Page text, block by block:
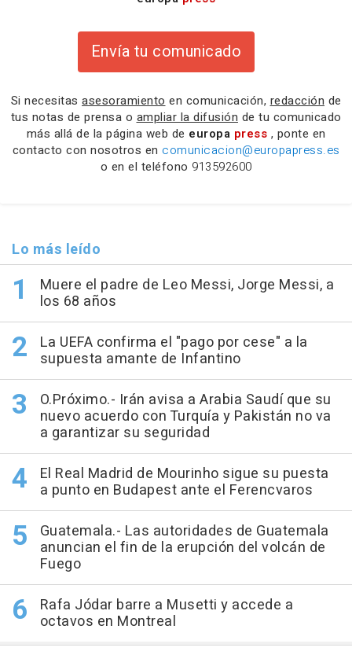
Envía tu comunicado
Si necesitas asesoramiento en comunicación, redacción de
tus notas de prensa o ampliar la difusión de tu comunicado
más allá de la página web de europa press , ponte en
contacto con nosotros en comunicacion@europapress.es
o en el teléfono 913592600
Lo más leído
Muere el padre de Leo Messi, Jorge Messi, a
los 68 años
La UEFA confirma el "pago por cese" a la
supuesta amante de Infantino
O.Próximo.- Irán avisa a Arabia Saudí que su
nuevo acuerdo con Turquía y Pakistán no va
a garantizar su seguridad
El Real Madrid de Mourinho sigue su puesta
a punto en Budapest ante el Ferencvaros
Guatemala.- Las autoridades de Guatemala
anuncian el fin de la erupción del volcán de
Fuego
Rafa Jódar barre a Musetti y accede a
octavos en Montreal